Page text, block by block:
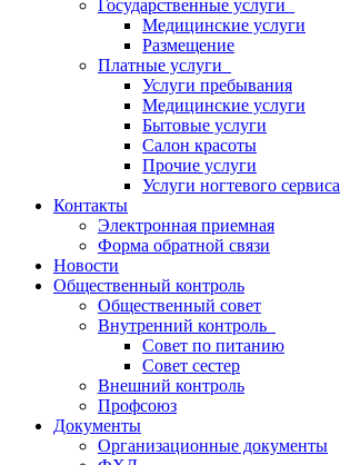
Государственные услуги
Медицинские услуги
Размещение
Платные услуги
Услуги пребывания
Медицинские услуги
Бытовые услуги
Салон красоты
Прочие услуги
Услуги ногтевого сервиса
Контакты
Электронная приемная
Форма обратной связи
Новости
Общественный контроль
Общественный совет
Внутренний контроль
Совет по питанию
Совет сестер
Внешний контроль
Профсоюз
Документы
Организационные документы